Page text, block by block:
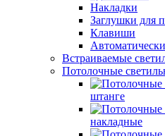
Накладки
Заглушки для
Клавиши
Встраиваемые
Потолочные
штанге
накладные